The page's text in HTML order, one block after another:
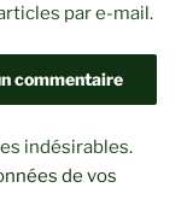
par e-mail.
indésirables.
de vos